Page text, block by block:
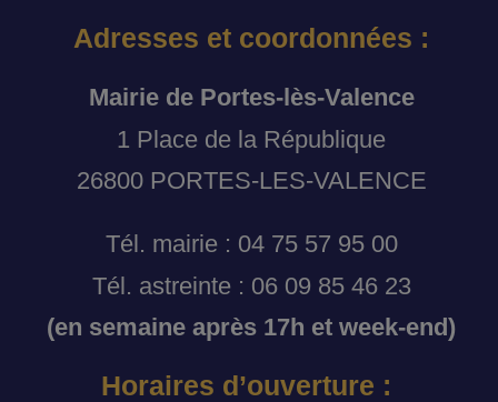
Adresses et coordonnées :
Mairie de Portes-lès-Valence
1 Place de la République
26800 PORTES-LES-VALENCE
Tél. mairie : 04 75 57 95 00
Tél. astreinte : 06 09 85 46 23
(en semaine après 17h et week-end)
Horaires d’ouverture :